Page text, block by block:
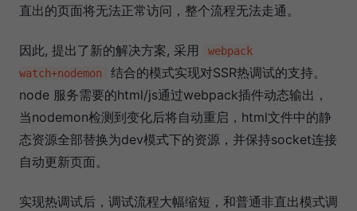
直出的页面将无法正常访问，整个流程无法走通。
因此, 提出了新的解决方案, 采用
webpack
watch+nodemon
结合的模式实现对SSR热调试的支持。
node 服务需要的html/js通过webpack插件动态输出，
当nodemon检测到变化后将自动重启，html文件中的静
态资源全部替换为dev模式下的资源，并保持socket连接
自动更新页面。
实现热调试后，调试流程大幅缩短，和普通非直出模式调